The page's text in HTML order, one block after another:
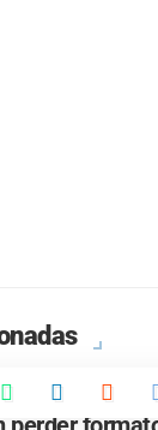
Word a PDF